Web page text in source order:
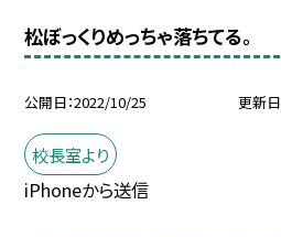
松ぼっくりめっちゃ落ちてる。
公開日 2022/10/25 更新日
校長室より
iPhoneから送信